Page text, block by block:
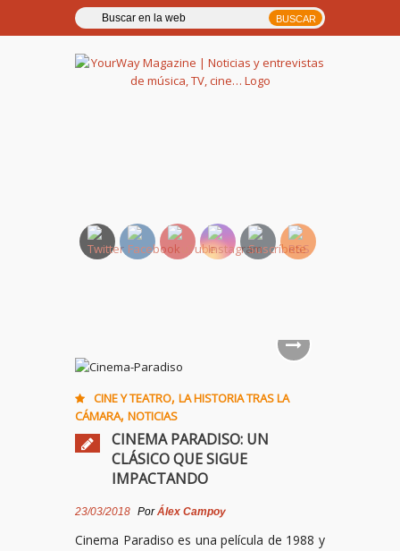
CINE Y TEATRO, LA HISTORIA TRAS LA
CÁMARA, NOTICIAS
CINEMA PARADISO: UN
CLÁSICO QUE SIGUE
IMPACTANDO
23/03/2018 PorÁlex Campoy
Cinema Paradiso es una película de 1988 y